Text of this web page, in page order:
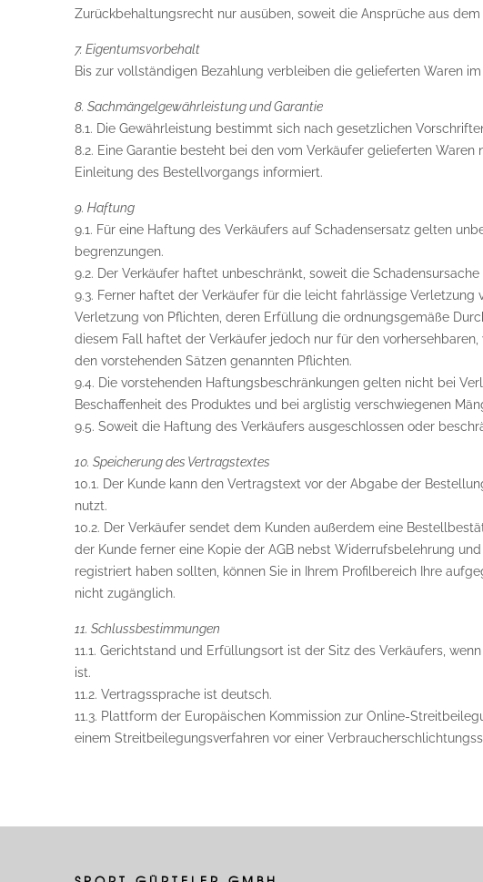
Zurückbehaltungsrecht nur ausüben, soweit die Ansprüche aus
7. Eigentumsvorbehalt
Bis zur vollständigen Bezahlung verbleiben die gelieferten Waren
8. Sachmängelgewährleistung und Garantie
8.1. Die Gewährleistung bestimmt sich nach gesetzlichen
8.2. Eine Garantie besteht bei den vom Verkäufer gelieferten
Einleitung des Bestellvorgangs informiert.
9. Haftung
9.1. Für eine Haftung des Verkäufers auf Schadensersatz gelten
begrenzungen.
9.2. Der Verkäufer haftet unbeschränkt, soweit die
9.3. Ferner haftet der Verkäufer für die leicht fahrlässige
Verletzung von Pflichten, deren Erfüllung die ordnungsgemäße
diesem Fall haftet der Verkäufer jedoch nur für den
den vorstehenden Sätzen genannten Pflichten.
9.4. Die vorstehenden Haftungsbeschränkungen gelten nicht bei
Beschaffenheit des Produktes und bei arglistig verschwiegenen
9.5. Soweit die Haftung des Verkäufers ausgeschlossen oder
10. Speicherung des Vertragstextes
10.1. Der Kunde kann den Vertragstext vor der Abgabe der
nutzt.
10.2. Der Verkäufer sendet dem Kunden außerdem eine
der Kunde ferner eine Kopie der AGB nebst Widerrufsbelehrung
registriert haben sollten, können Sie in Ihrem Profilbereich Ihre
nicht zugänglich.
11. Schlussbestimmungen
11.1. Gerichtstand und Erfüllungsort ist der Sitz des Verkäufers,
ist.
11.2. Vertragssprache ist deutsch.
11.3. Plattform der Europäischen Kommission zur Online-
einem Streitbeilegungsverfahren vor einer